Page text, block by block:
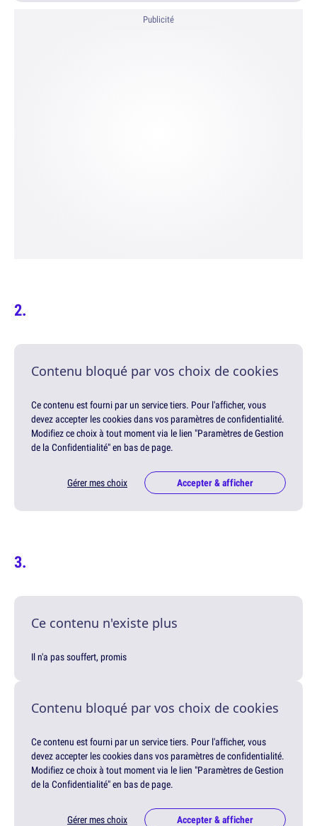
Publicité
Contenu bloqué par vos choix de cookies
Ce contenu est fourni par un service tiers. Pour l'afficher, vous
devez accepter les cookies dans vos paramètres de confidentialité.
Modifiez ce choix à tout moment via le lien "Paramètres de Gestion
de la Confidentialité" en bas de page.
Gérer mes choix Accepter & afficher
Ce contenu n'existe plus
Il n'a pas souffert, promis
Contenu bloqué par vos choix de cookies
Ce contenu est fourni par un service tiers. Pour l'afficher, vous
devez accepter les cookies dans vos paramètres de confidentialité.
Modifiez ce choix à tout moment via le lien "Paramètres de Gestion
de la Confidentialité" en bas de page.
Gérer mes choix Accepter & afficher